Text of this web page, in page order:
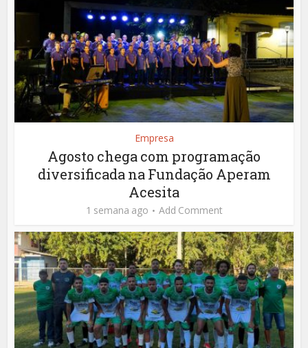
Empresa
Agosto chega com programação
diversificada na Fundação Aperam
Acesita
1 semana ago Add Comment